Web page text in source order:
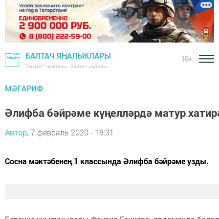
БАЛТАЧ ЯҢАЛЫКЛАРЫ
"Хезмәт" газетасы - Балтач районы
16+
МӘГАРИФ
Әлифба бәйрәме күңелләрдә матур
Автор, 7 февраль 2020 - 18:31
Сосна мәктәбенең 1 классында Әлифба бәйрәме узды.